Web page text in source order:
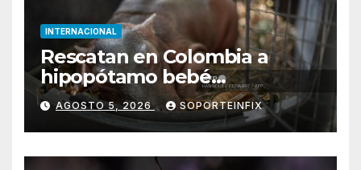
INTERNACIONAL
Rescatan en Colombia a
hipopótamo bebé
desnutrido, descendiente de
la colonia de Pablo Escobar
AGOSTO 5, 2026 SOPORTEINFIX